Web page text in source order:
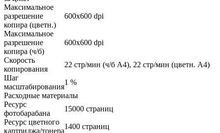
Максимальное
разрешение
копира (цветн.)
600x600 dpi
Максимальное
разрешение
копира (ч/б)
600x600 dpi
Скорость
копирования
22 стр/мин (ч/б А4), 22 стр/мин (цветн. А4)
Шаг
масштабирования
1 %
Расходные материалы
Ресурс
фотобарабана
15000 страниц
Ресурс цветного
картриджа/тонера
1400 страниц